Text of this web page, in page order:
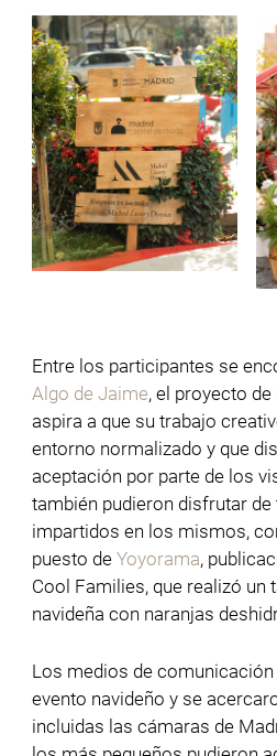
Entre los participantes se
Algo de Jaime, el proyecto
aspira a que su trabajo
entorno normalizado y que
aceptación por parte de los
también pudieron disfrutar
impartidos en los mismos,
puesto deYoyorama,
Cool Families, que realizó un
navideña con naranjas
Los medios de comunicación
evento navideño y se
incluidas las cámaras de